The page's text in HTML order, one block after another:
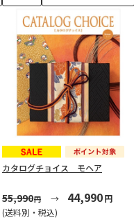
カタログチョイス モヘア
55,990円 44,990円
(送料別・税込)